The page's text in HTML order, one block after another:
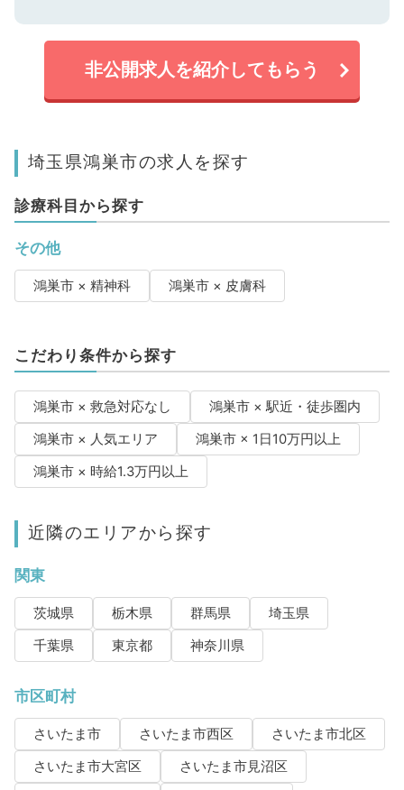
非公開求人を紹介してもらう
埼玉県鴻巣市の求人を探す
診療科目から探す
その他
鴻巣市 × 精神科 鴻巣市 × 皮膚科
こだわり条件から探す
鴻巣市 × 救急対応なし
鴻巣市 × 駅近・徒歩圏内
鴻巣市 × 人気エリア
鴻巣市 × 1日10万円以上
鴻巣市 × 時給1.3万円以上
近隣のエリアから探す
関東
茨城県 栃木県 群馬県
埼玉県
千葉県
東京都 神奈川県
市区町村
さいたま市 さいたま市西区
さいたま市北区
さいたま市大宮区
さいたま市見沼区